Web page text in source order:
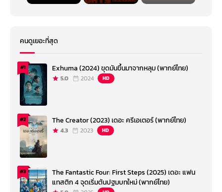
คนดูเยอะที่สุด
#1 Exhuma (2024) ขุดมันขึ้นมาจากหลุม (พากย์ไทย)
5.0 2024 HD
#2 The Creator (2023) เดอะ ครีเอเตอร์ (พากย์ไทย)
4.3 2023 HD
#3
The Fantastic Four: First Steps (2025) เดอะ แฟน
แทสติก 4 จุดเริ่มต้นปฐมบทใหม่ (พากย์ไทย)